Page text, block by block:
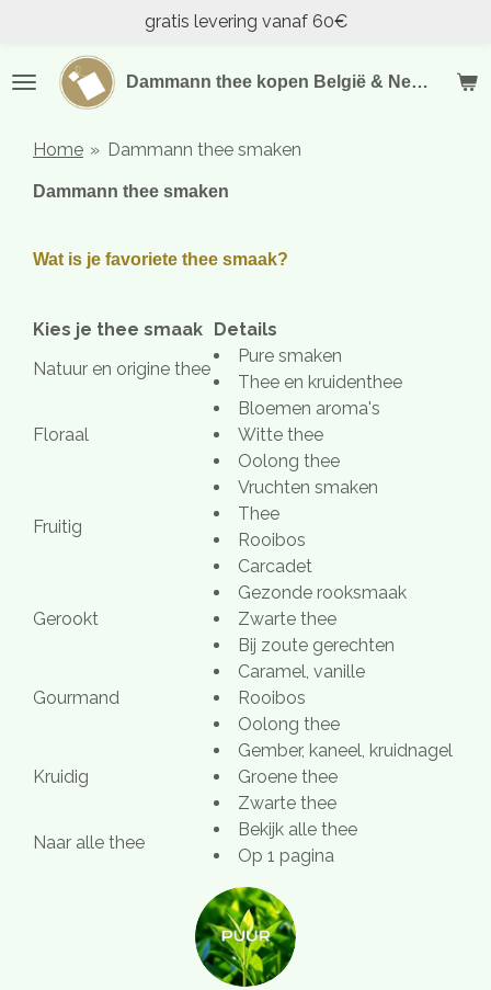
naar
Dammann thee kopen België & Nederland
gratis levering vanaf 60€
Home » Dammann thee smaken
Dammann thee smaken
Wat is je favoriete thee smaak?
Kies je thee smaak Details
Natuur en origine thee
Pure smaken
Thee en kruidenthee
Floraal
Bloemen aroma's
Witte thee
Oolong thee
Fruitig
Vruchten smaken
Thee
Rooibos
Carcadet
Gerookt
Gezonde rooksmaak
Zwarte thee
Bij zoute gerechten
Gourmand
Caramel, vanille
Rooibos
Oolong thee
Kruidig
Gember, kaneel, kruidnagel
Groene thee
Zwarte thee
Naar alle thee
Bekijk alle thee
Op 1 pagina